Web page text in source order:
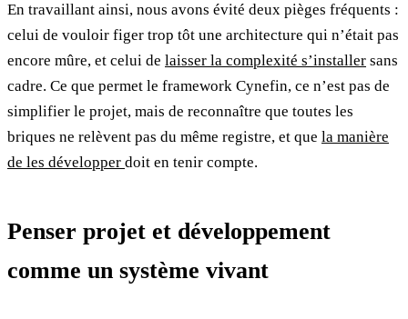
En travaillant ainsi, nous avons évité deux pièges fréquents :
celui de vouloir figer trop tôt une architecture qui n’était pas
encore mûre, et celui de laisser la complexité s’installer sans
cadre. Ce que permet le framework Cynefin, ce n’est pas de
simplifier le projet, mais de reconnaître que toutes les
briques ne relèvent pas du même registre, et que la manière
de les développer doit en tenir compte.
Penser projet et développement
comme un système vivant